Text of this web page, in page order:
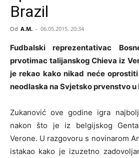
Brazil
Od A.M. - 06.05.2015. 20:34
Fudbalski reprezentativac
prvotimac talijanskog Chieva iz
je rekao kako nikad neće
neodlaska na Svjetsko prvenstvo u
Zukanović ove godine igra
nakon što je iz belgijskog
Verone. U razgovoru s novinarom
istakao kako je izuzetno